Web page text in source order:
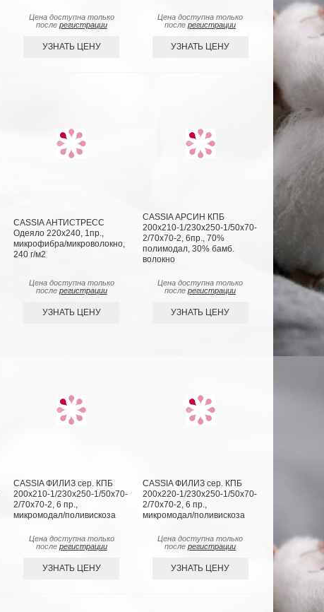
Цена доступна только
после регистрации
УЗНАТЬ ЦЕНУ
Цена доступна только
послерегистрации
УЗНАТЬ ЦЕНУ
CASSIA АНТИСТРЕСС
Одеяло 220х240, 1пр.,
микрофибра/микроволокно,
240 г/м2
Цена доступна только
после регистрации
УЗНАТЬ ЦЕНУ
CASSIA АРСИН КПБ
200х210-1/230х250-1/50х70-
2/70х70-2, 6пр., 70%
полимодал, 30% бамб.
волокно
Цена доступна только
послерегистрации
УЗНАТЬ ЦЕНУ
CASSIA ФИЛИЗ сер. КПБ
200х210-1/230х250-1/50х70-
2/70х70-2, 6 пр.,
микромодал/поливискоза
Цена доступна только
после регистрации
УЗНАТЬ ЦЕНУ
CASSIA ФИЛИЗ сер. КПБ
200х220-1/230х250-1/50х70-
2/70х70-2, 6 пр.,
микромодал/поливискоза
Цена доступна только
послерегистрации
УЗНАТЬ ЦЕНУ